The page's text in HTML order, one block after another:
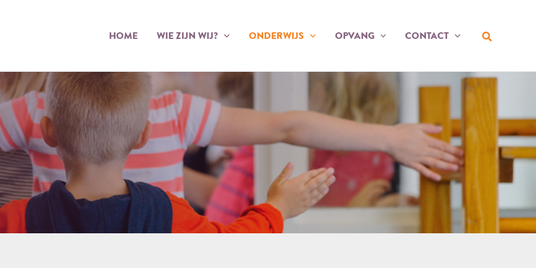
HOME WIE ZIJN WIJ? ONDERWIJS OPVANG CONTACT Zoeken